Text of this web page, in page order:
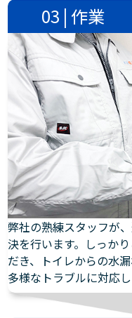
03 | 作業
弊社の熟練スタッフが
決を行います。しっか
だき、トイレからの水
多様なトラブルに対応し